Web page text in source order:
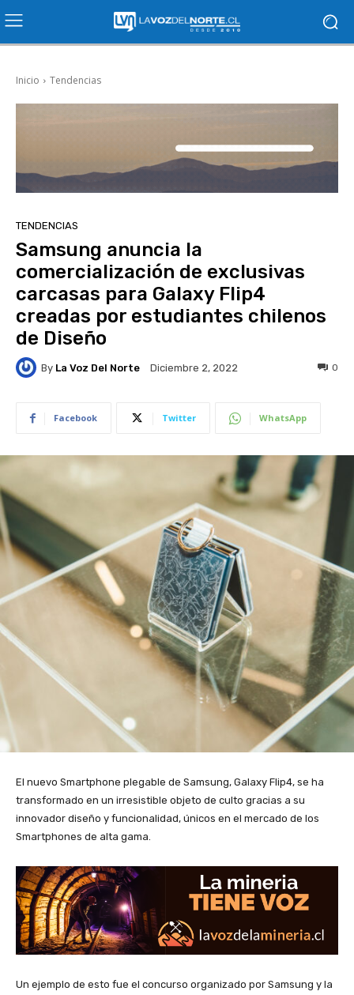
Inicio Tendencias
TENDENCIAS
Samsung anuncia la
comercialización de exclusivas
carcasas para Galaxy Flip4
creadas por estudiantes chilenos
de Diseño
By La Voz Del Norte Diciembre 2, 2022 0
Facebook Twitter WhatsApp
El nuevo Smartphone plegable de Samsung, Galaxy Flip4, se ha
transformado en un irresistible objeto de culto gracias a su
innovador diseño y funcionalidad, únicos en el mercado de los
Smartphones de alta gama.
Un ejemplo de esto fue el concurso organizado por Samsung y la